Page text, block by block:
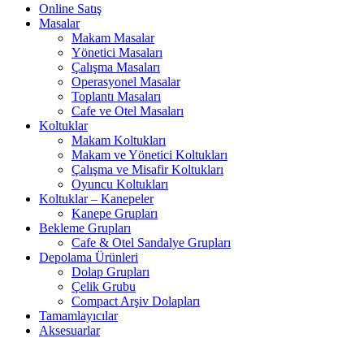
Online Satış
Masalar
Makam Masalar
Yönetici Masaları
Çalışma Masaları
Operasyonel Masalar
Toplantı Masaları
Cafe ve Otel Masaları
Koltuklar
Makam Koltukları
Makam ve Yönetici Koltukları
Çalışma ve Misafir Koltukları
Oyuncu Koltukları
Koltuklar – Kanepeler
Kanepe Grupları
Bekleme Grupları
Cafe & Otel Sandalye Grupları
Depolama Ürünleri
Dolap Grupları
Çelik Grubu
Compact Arşiv Dolapları
Tamamlayıcılar
Aksesuarlar